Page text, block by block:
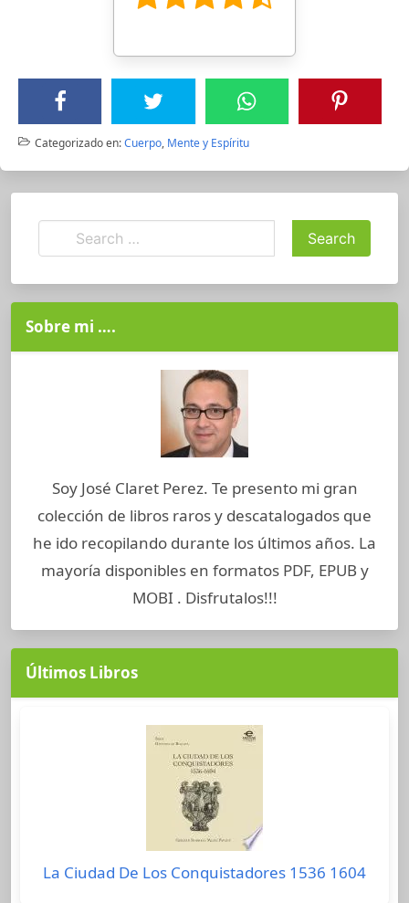
Categorizado en:Cuerpo, Mente y Espíritu
Sobre mi ….
Soy José Claret Perez. Te presento mi gran
colección de libros raros y descatalogados que
he ido recopilando durante los últimos años. La
mayoría disponibles en formatos PDF, EPUB y
MOBI . Disfrutalos!!!
Últimos Libros
La Ciudad De Los Conquistadores 1536 1604